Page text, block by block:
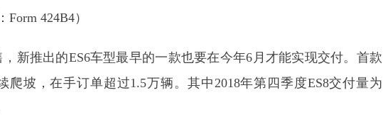
424B4）
，新推出的ES6车型最早的一款也要在今年6月才能实现交付。首款
爬坡，在手订单超过1.5万辆。其中2018年第四季度ES8交付量为